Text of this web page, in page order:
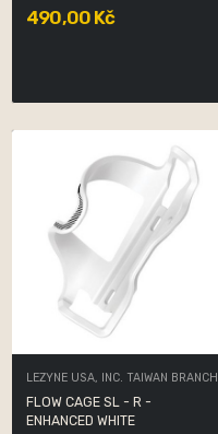
490,00 Kč
LEZYNE USA, INC. TAIWAN BRANCH
FLOW CAGE SL - R -
ENHANCED WHITE